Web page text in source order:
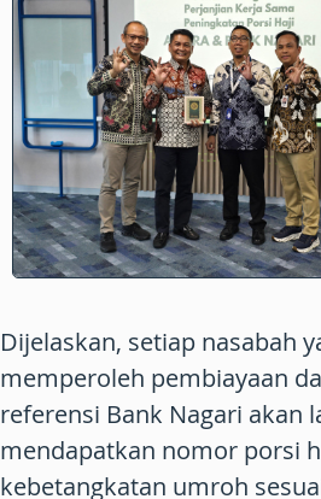
Dijelaskan, setiap nasabah
memperoleh pembiayaan
referensi Bank Nagari akan
mendapatkan nomor porsi
kebetangkatan umroh